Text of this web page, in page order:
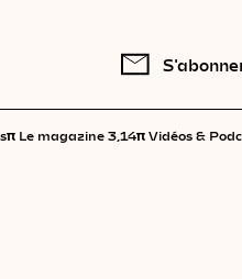
π Le magazine 3,14π Vidéos &